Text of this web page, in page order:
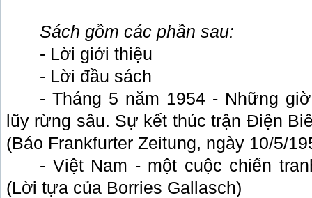
Sách gồm các phần sau:
- Lời giới thiệu
- Lời đầu sách
- Tháng 5 năm 1954 - Những
lũy rừng sâu. Sự kết thúc trận Điện
(Báo Frankfurter Zeitung, ngày 10/5/
- Việt Nam - một cuộc chiến
(Lời tựa của Borries Gallasch)